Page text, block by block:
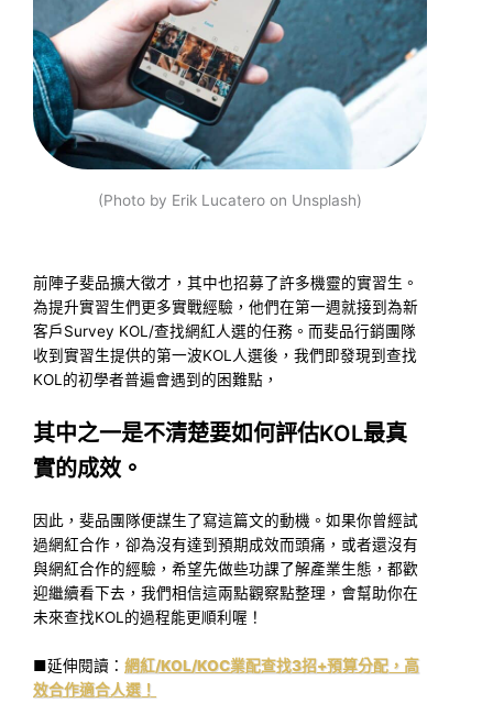
(Photo by Erik Lucatero on Unsplash)
前陣子斐品擴大徵才，其中也招募了許多機靈的實習生。
為提升實習生們更多實戰經驗，他們在第一週就接到為新
客戶Survey KOL/查找網紅人選的任務。而斐品行銷團隊
收到實習生提供的第一波KOL人選後，我們即發現到查找
KOL的初學者普遍會遇到的困難點，
其中之一是不清楚要如何評估KOL最真
實的成效。
因此，斐品團隊便謀生了寫這篇文的動機。如果你曾經試
過網紅合作，卻為沒有達到預期成效而頭痛，或者還沒有
與網紅合作的經驗，希望先做些功課了解產業生態，都歡
迎繼續看下去，我們相信這兩點觀察點整理，會幫助你在
未來查找KOL的過程能更順利喔！
■延伸閱讀： 網紅/KOL/KOC業配查找3招+預算分配，高
效合作適合人選！